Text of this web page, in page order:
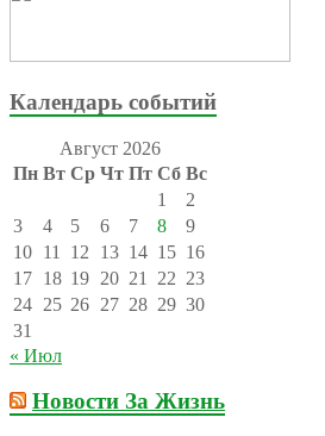
Календарь событий
Август 2026
Пн Вт Ср Чт Пт Сб Вс
1
2
3
4 5 6 7 8
9
10 11 12 13 14 15 16
17 18 19 20 21 22 23
24 25 26 27 28 29 30
31
« Июл
Новости За Жизнь